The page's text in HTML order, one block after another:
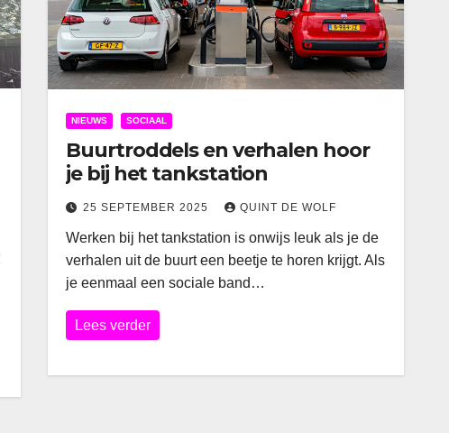
NIEUWS SOCIAAL
Buurtroddels en verhalen hoor
je bij het tankstation
25 SEPTEMBER 2025 QUINT DE WOLF
Werken bij het tankstation is onwijs leuk als je de
verhalen uit de buurt een beetje te horen krijgt. Als
je eenmaal een sociale band…
Lees verder